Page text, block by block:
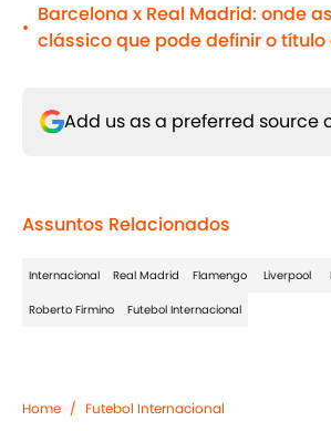
•
Barcelona x Real Madrid: onde
clássico que pode definir o título
Add us as a preferred source
Assuntos Relacionados
Internacional Real Madrid Flamengo Liverpool
Roberto Firmino Futebol Internacional
Home / Futebol Internacional